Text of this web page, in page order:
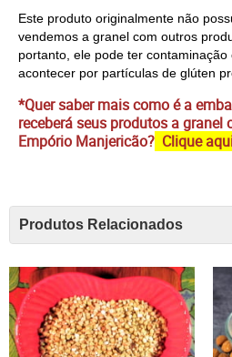
Este produto originalmente não
vendemos a granel com outros
portanto, ele pode ter
acontecer por partículas de glúten
*Quer saber mais como é a
receberá seus produtos a granel
Empório Manjericão? Clique
Produtos Relacionados